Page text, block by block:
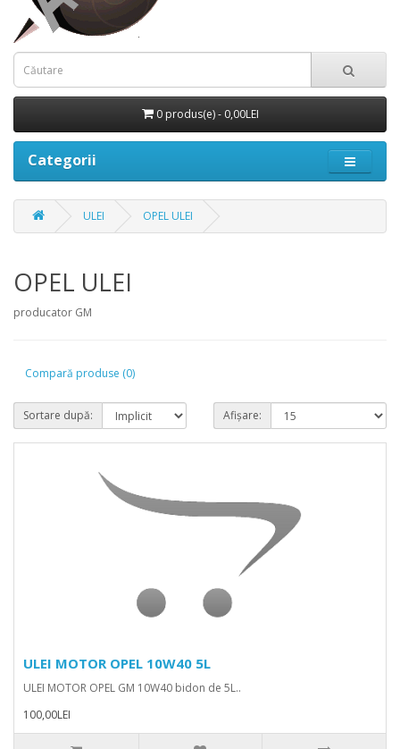
0 produs(e) - 0,00LEI
Categorii
ULEI OPEL ULEI
OPEL ULEI
producator GM
Compară produse (0)
Sortare după: Afișare:
ULEI MOTOR OPEL 10W40 5L
ULEI MOTOR OPEL GM 10W40 bidon de 5L..
100,00LEI